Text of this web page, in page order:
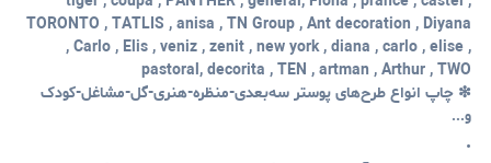
TORONTO , TATLIS , anisa , TN Group , Ant decoration , Diyana
, Carlo , Elis , veniz , zenit , new york , diana , carlo , elise ,
pastoral, decorita , TEN , artman , Arthur , TWO
❇ چاپ انواع طرح‌های پوستر سه‌بعدی-منظره-هنری-گل-مشاغل-کودک
و...
.